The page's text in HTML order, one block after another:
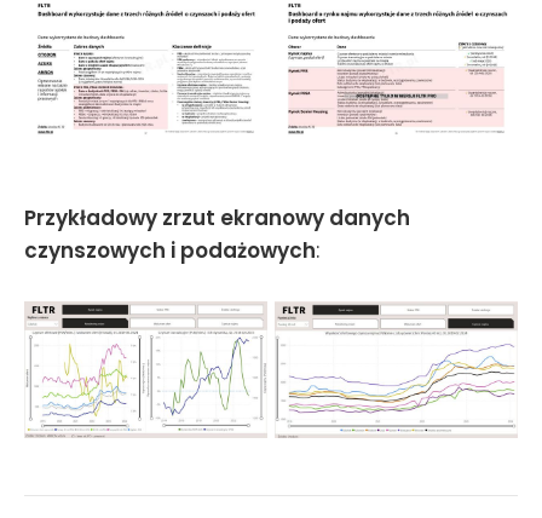
Przykładowy zrzut ekranowy danych
czynszowych i podażowych: